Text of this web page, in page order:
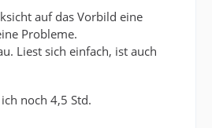
auf das Vorbild eine
Probleme.
Liest sich einfach, ist auch
noch 4,5 Std.